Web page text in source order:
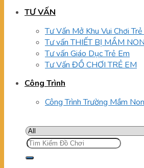
TƯ VẤN
Tư Vấn Mở Khu Vui Chơi
Tư vấn THIẾT BỊ MẦM NON
Tư vấn Giáo Dục Trẻ Em
Tư Vấn ĐỒ CHƠI TRẺ EM
Công Trình
Công Trình Trường Mầm Non
Tìm
kiếm: